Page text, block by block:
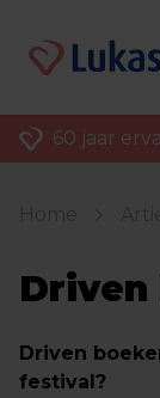
60 jaar
Driven
Driven
festival?